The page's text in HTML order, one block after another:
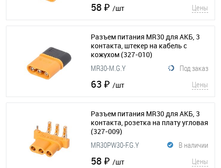
58 ₽ /шт Цены
Разъем питания MR30 для АКБ, 3
контакта, штекер на кабель с
кожухом (327-010)
Под заказ
MR30-M.G.Y
63 ₽ /шт Цены
Разъем питания MR30 для АКБ, 3
контакта, розетка на плату угловая
(327-009)
В наличии
MR30PW30-F.G.Y
58 ₽ /шт Цены